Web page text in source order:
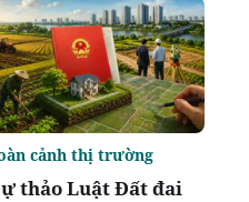
thảo Luật Đất đai
cảnh thị trường